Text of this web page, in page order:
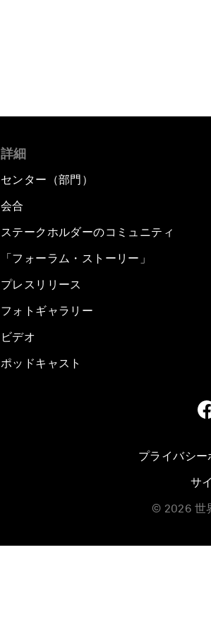
詳細
センター（部門）
会合
ステークホルダーのコミュニティ
「フォーラム・ストーリー」
プレスリリース
フォトギャラリー
ビデオ
ポッドキャスト
プライバシ
サ
© 2026 世